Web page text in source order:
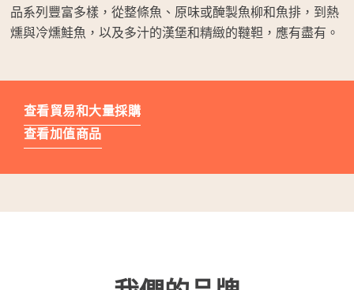
品系列豐富多樣，從整條魚、原味或醃製魚柳和魚排，到熱
燻與冷燻鮭魚，以及多汁的漢堡和精緻的韃靼，應有盡有。
查看貿易和大量採購
查看加值商品